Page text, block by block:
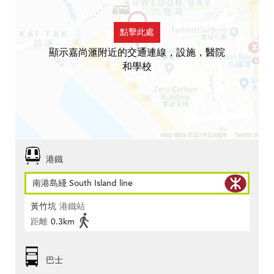
點擊此處
顯示嘉尚滙附近的交通連線，設施，醫院
和學校
港鐵
南港島綫 South Island line
黃竹坑 港鐵站
距離 0.3km
巴士